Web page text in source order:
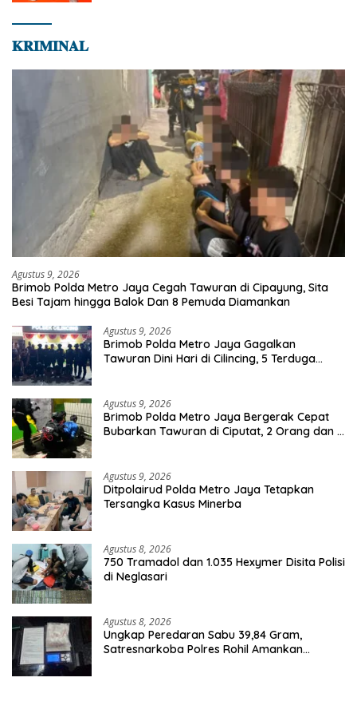
𝐊𝐑𝐈𝐌𝐈𝐍𝐀𝐋
Agustus 9, 2026
Brimob Polda Metro Jaya Cegah Tawuran di Cipayung, Sita
Besi Tajam hingga Balok Dan 8 Pemuda Diamankan
Agustus 9, 2026
Brimob Polda Metro Jaya Gagalkan
Tawuran Dini Hari di Cilincing, 5 Terduga
Agustus 9, 2026
Brimob Polda Metro Jaya Bergerak Cepat
Bubarkan Tawuran di Ciputat, 2 Orang dan 3
Agustus 9, 2026
Ditpolairud Polda Metro Jaya Tetapkan
Tersangka Kasus Minerba
Agustus 8, 2026
750 Tramadol dan 1.035 Hexymer Disita Polisi
di Neglasari
Agustus 8, 2026
Ungkap Peredaran Sabu 39,84 Gram,
Satresnarkoba Polres Rohil Amankan